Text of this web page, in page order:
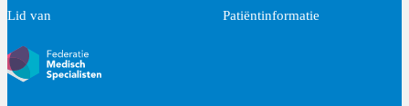
Lid van Patiëntinformatie